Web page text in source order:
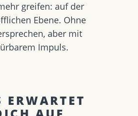
greifen: auf der
Ebene. Ohne
aber mit
Impuls.
ERWARTET